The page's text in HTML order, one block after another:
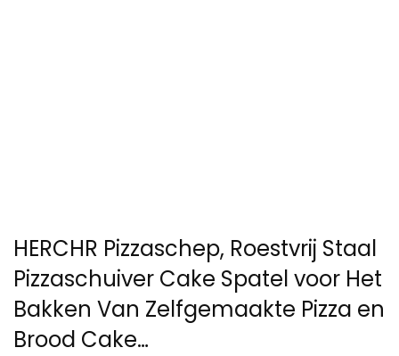
HERCHR Pizzaschep, Roestvrij Staal
Pizzaschuiver Cake Spatel voor Het
Bakken Van Zelfgemaakte Pizza en
Brood Cake…